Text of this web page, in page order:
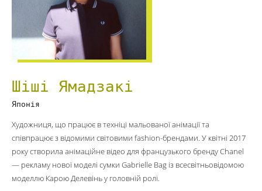
Шіші Ямадзакі
Японія
Художниця, що працює в техніці мальованої анімації та
співпрацює з відомими світовими fashion-брендами. У квітні 2017
року створила анімаційне відео для французького бренду Chanel
— рекламу нової моделі сумки Gabrielle Bag із всесвітньовідомою
моделлю Карою Делевінь у головній ролі.